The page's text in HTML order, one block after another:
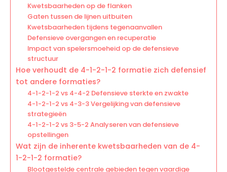
Kwetsbaarheden op de flanken
Gaten tussen de lijnen uitbuiten
Kwetsbaarheden tijdens tegenaanvallen
Defensieve overgangen en recuperatie
Impact van spelersmoeheid op de defensieve
structuur
Hoe verhoudt de 4-1-2-1-2 formatie zich defensief
tot andere formaties?
4-1-2-1-2 vs 4-4-2 Defensieve sterkte en zwakte
4-1-2-1-2 vs 4-3-3 Vergelijking van defensieve
strategieën
4-1-2-1-2 vs 3-5-2 Analyseren van defensieve
opstellingen
Wat zijn de inherente kwetsbaarheden van de 4-
1-2-1-2 formatie?
Blootgestelde centrale gebieden tegen vaardige